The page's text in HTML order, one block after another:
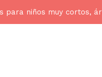
para niños muy cortos,